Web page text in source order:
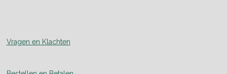
Vragen en Klachten